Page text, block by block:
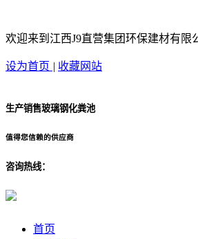
欢迎来到江西J9直营集团环保建材有限
设为首页 | 收藏网站
生产销售玻璃钢化粪池
值得您信赖的供应商
咨询热线：
首页